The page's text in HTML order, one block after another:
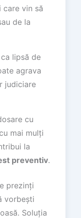
vin să
de la
lipsă de
agrava
judiciare
cu
mai mulți
la
preventiv.
prezinți
vorbești
Soluția